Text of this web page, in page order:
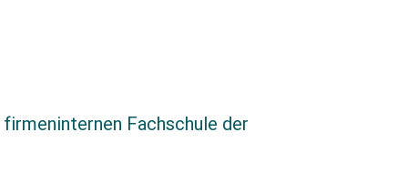
Fachschule der